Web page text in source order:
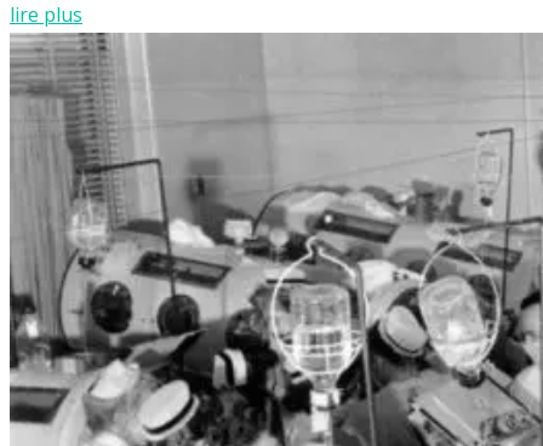
Contactez-Nous – Contacto – Contacte-Nos –
Contact Us
Rencontres Et Congrès
Talents D’adhérents
lire plus